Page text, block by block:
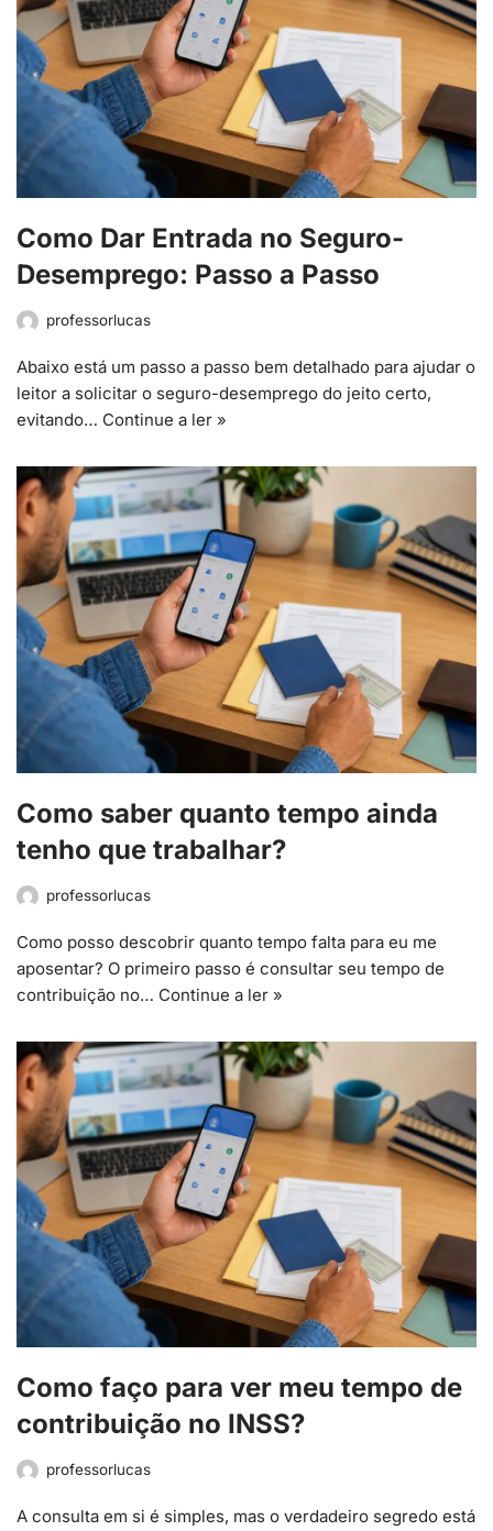
Como Dar Entrada no Seguro-
Desemprego: Passo a Passo
professorlucas
Abaixo está um passo a passo bem detalhado para ajudar o
leitor a solicitar o seguro-desemprego do jeito certo,
evitando… Continue a ler »
Como saber quanto tempo ainda
tenho que trabalhar?
professorlucas
Como posso descobrir quanto tempo falta para eu me
aposentar? O primeiro passo é consultar seu tempo de
contribuição no… Continue a ler »
Como faço para ver meu tempo de
contribuição no INSS?
professorlucas
A consulta em si é simples, mas o verdadeiro segredo está